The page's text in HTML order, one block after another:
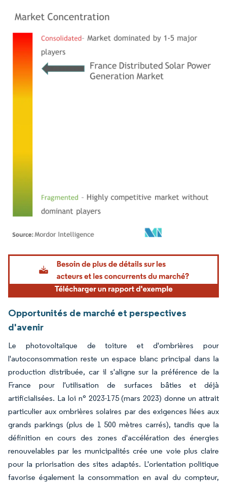
Image © Mordor Intelligence. La réutilisation nécessite une attribution sous CC BY
Opportunités de marché et perspectives
d'avenir
Le photovoltaïque de toiture et d'ombrières pour
l'autoconsommation reste un espace blanc principal dans la
production distribuée, car il s'aligne sur la préférence de la
France pour l'utilisation de surfaces bâties et déjà
artificialisées. La loi n° 2023-175 (mars 2023) donne un attrait
particulier aux ombrières solaires par des exigences liées aux
grands parkings (plus de 1 500 mètres carrés), tandis que la
définition en cours des zones d'accélération des énergies
renouvelables par les municipalités crée une voie plus claire
pour la priorisation des sites adaptés. L'orientation politique
favorise également la consommation en aval du compteur,